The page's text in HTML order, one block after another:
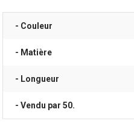
- Couleur
- Matière
- Longueur
- Vendu par 50.